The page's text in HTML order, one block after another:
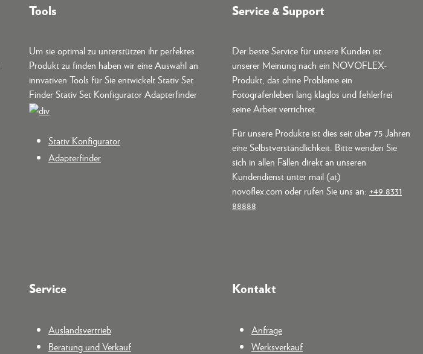
Tools
Um sie optimal zu unterstützen ihr perfektes
Produkt zu finden haben wir eine Auswahl an
innvativen Tools für Sie entwickelt Stativ Set
Finder Stativ Set Konfigurator Adapterfinder
Stativ Konfigurator
Adapterfinder
Service & Support
Der beste Service für unsere Kunden ist
unserer Meinung nach ein NOVOFLEX-
Produkt, das ohne Probleme ein
Fotografenleben lang klaglos und fehlerfrei
seine Arbeit verrichtet.
Für unsere Produkte ist dies seit über 75 Jahren
eine Selbstverständlichkeit. Bitte wenden Sie
sich in allen Fällen direkt an unseren
Kundendienst unter mail (at)
novoflex.com oder rufen Sie uns an: +49 8331
88888
Service
Auslandsvertrieb
Beratung und Verkauf
Kontakt
Anfrage
Werksverkauf